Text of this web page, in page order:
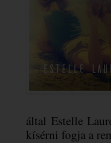
által Estelle
kísérni fogja a